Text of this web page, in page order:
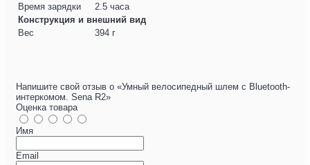
Время зарядки
2.5 часа
Конструкция и внешний вид
Вес
394 г
Напишите свой отзыв о «Умный велосипедный шлем с Bluetooth-
интеркомом. Sena R2»
Оценка товара
Имя
Email